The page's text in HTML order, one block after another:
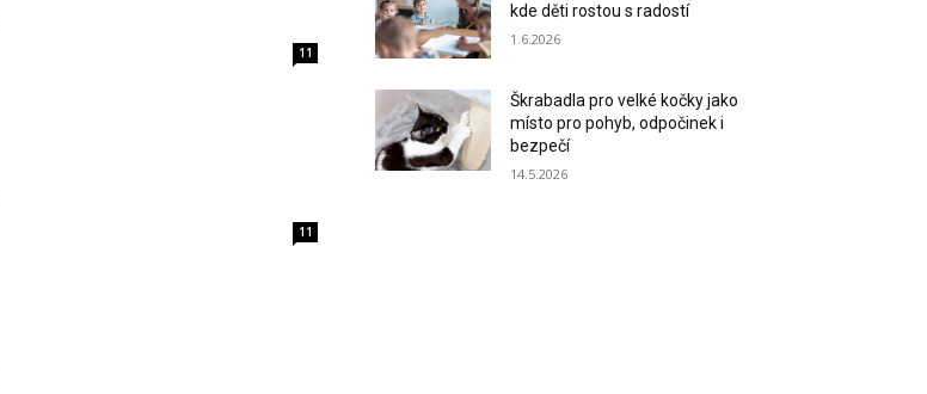
11
11
kde děti rostou s radostí
1.6.2026
Škrabadla pro velké kočky jako
místo pro pohyb, odpočinek i
bezpečí
14.5.2026